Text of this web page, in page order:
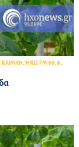
, HXΩ FM 99,8,